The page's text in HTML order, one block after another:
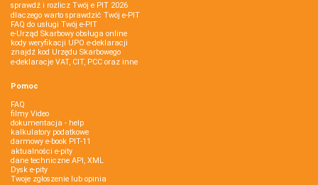
sprawdź i rozlicz Twój e PIT 2026
dlaczego warto sprawdzić Twój e-PIT
FAQ do usługi Twój e-PIT
e-Urząd Skarbowy obsługa online
kody weryfikacji UPO e-deklaracji
znajdź kod Urzędu Skarbowego
e-deklaracje VAT, CIT, PCC oraz inne
Pomoc
FAQ
filmy Video
dokumentacja - help
kalkulatory podatkowe
darmowy e-book PIT-11
aktualności e-pity
dane techniczne API, XML
Dysk e-pity
Twoje zgłoszenie lub opinia